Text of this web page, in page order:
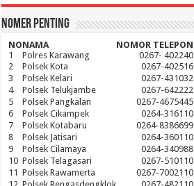
Nomer Penting
NONAMA
NOMOR TELEPON
1
Polres Karawang
0267- 402240
2
Polsek Kota
0267-402516
3
Polsek Kelari
0267-431032
4
Polsek Telukjambe
0267-642222
5
Polsek Pangkalan
0267-4675445
6
Polsek Cikampek
0264-316110
7
Polsek Kotabaru
0264-8386699
8
Polsek Jatisari
0264-360110
9
Polsek Cilamaya
0264-340988
10 Polsek Telagasari
0267-510110
11 Polsek Rawamerta
0267-7002110